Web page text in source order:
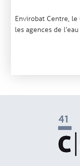
Envirobat Centre, le
les agences de